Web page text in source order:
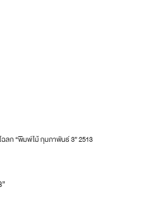
ลก “พิมพ์ไม้ กุมภาพันธ์ 3” 2513